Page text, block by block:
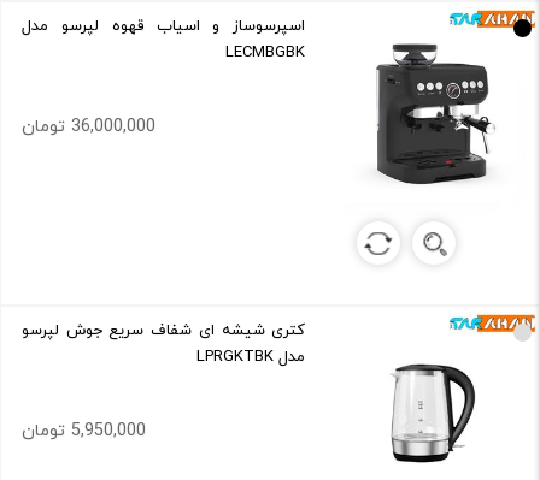
اسپرسوساز و اسیاب قهوه لپرسو مدل
LECMBGBK
36,000,000 تومان
کتری شیشه ای شفاف سریع جوش لپرسو
مدل LPRGKTBK
5,950,000 تومان